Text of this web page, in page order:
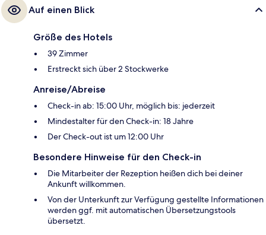
Auf einen Blick
Größe des Hotels
39 Zimmer
Erstreckt sich über 2 Stockwerke
Anreise/Abreise
Check-in ab: 15:00 Uhr, möglich bis: jederzeit
Mindestalter für den Check-in: 18 Jahre
Der Check-out ist um 12:00 Uhr
Besondere Hinweise für den Check-in
Die Mitarbeiter der Rezeption heißen dich bei deiner
Ankunft willkommen.
Von der Unterkunft zur Verfügung gestellte Informationen
werden ggf. mit automatischen Übersetzungstools
übersetzt.